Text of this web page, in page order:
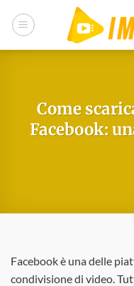
Come
Facebook:
Facebook è una delle
condivisione di video.